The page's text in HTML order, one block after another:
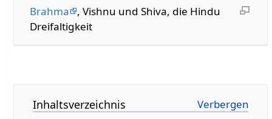
Brahma
, Vishnu und Shiva, die Hindu
Dreifaltigkeit
Inhaltsverzeichnis